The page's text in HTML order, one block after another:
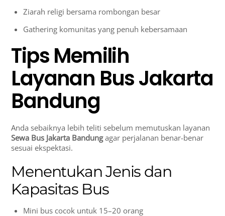
Ziarah religi bersama rombongan besar
Gathering komunitas yang penuh kebersamaan
Tips Memilih
Layanan Bus Jakarta
Bandung
Anda sebaiknya lebih teliti sebelum memutuskan layanan
Sewa Bus Jakarta Bandungagar perjalanan benar-benar
sesuai ekspektasi.
Menentukan Jenis dan
Kapasitas Bus
Mini bus cocok untuk 15–20 orang